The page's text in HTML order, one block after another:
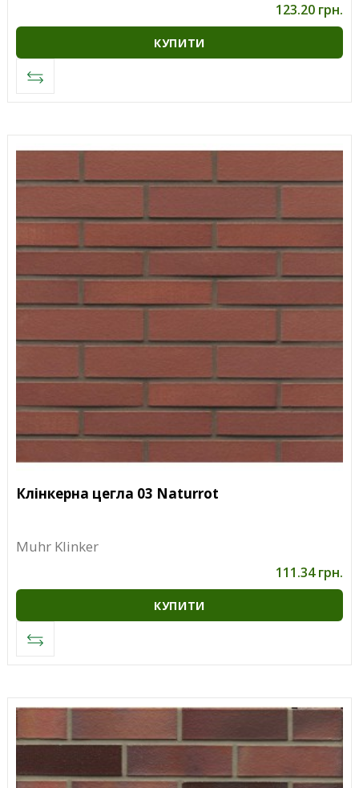
123.20 грн.
КУПИТИ
Клінкерна цегла 03 Naturrot
Muhr Klinker
111.34 грн.
КУПИТИ